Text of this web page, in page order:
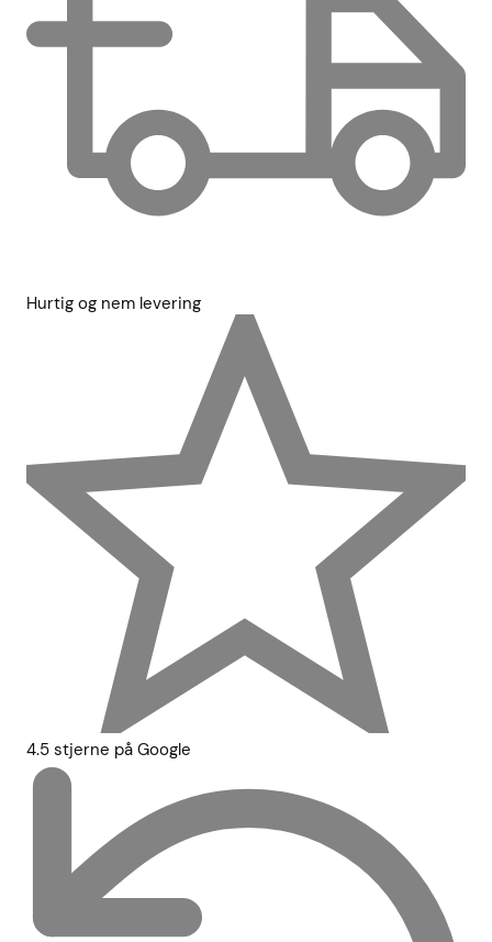
Hurtig og nem levering
4.5 stjerne på Google